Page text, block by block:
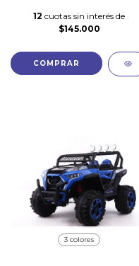
12 cuotas sin interés de
$145.000
COMPRAR
3 colores